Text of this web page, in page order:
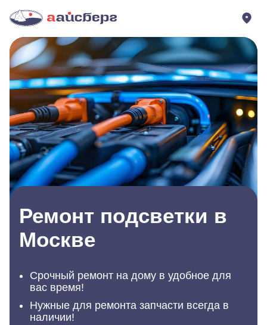
Ремонт подсветки в
Москве
Срочный ремонт на дому в удобное для
вас время!
Нужные для ремонта запчасти всегда в
наличии!